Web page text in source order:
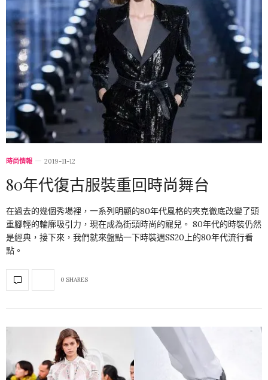
時尚情報 2019-11-12
80年代復古服裝重回時尚舞台
在過去的幾個秀場裡，一系列明顯的80年代風格的夾克徹底改變了頭
重腳輕的輪廓吸引力，現在成為街頭時尚的寵兒。 80年代的時裝仍然
是經典，接下來，我們就來盤點一下時裝週SS20上的80年代流行看
點。
0 SHARES